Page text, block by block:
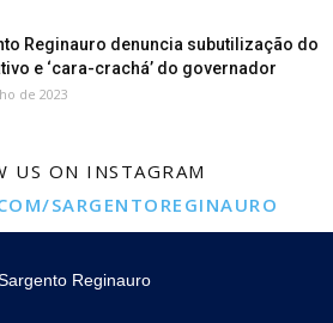
Reginauro denuncia subutilização do
e ‘cara-crachá’ do governador
de 2023
US ON INSTAGRAM
SARGENTOREGINAURO